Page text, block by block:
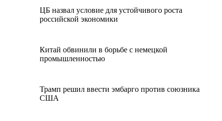
ЦБ назвал условие для устойчивого роста
российской экономики
Китай обвинили в борьбе с немецкой
промышленностью
Трамп решил ввести эмбарго против союзника
США